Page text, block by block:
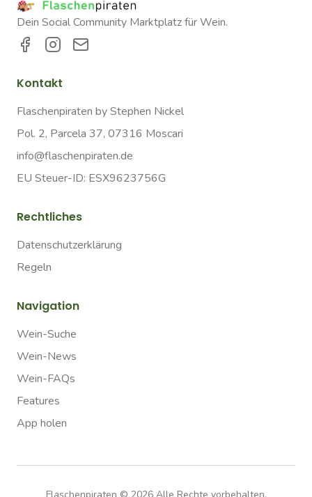
Dein Social Community Marktplatz für Wein.
Kontakt
Flaschenpiraten by Stephen Nickel
Pol. 2, Parcela 37, 07316 Moscari
info@flaschenpiraten.de
EU Steuer-ID: ESX9623756G
Rechtliches
Datenschutzerklärung
Regeln
Navigation
Wein-Suche
Wein-News
Wein-FAQs
Features
App holen